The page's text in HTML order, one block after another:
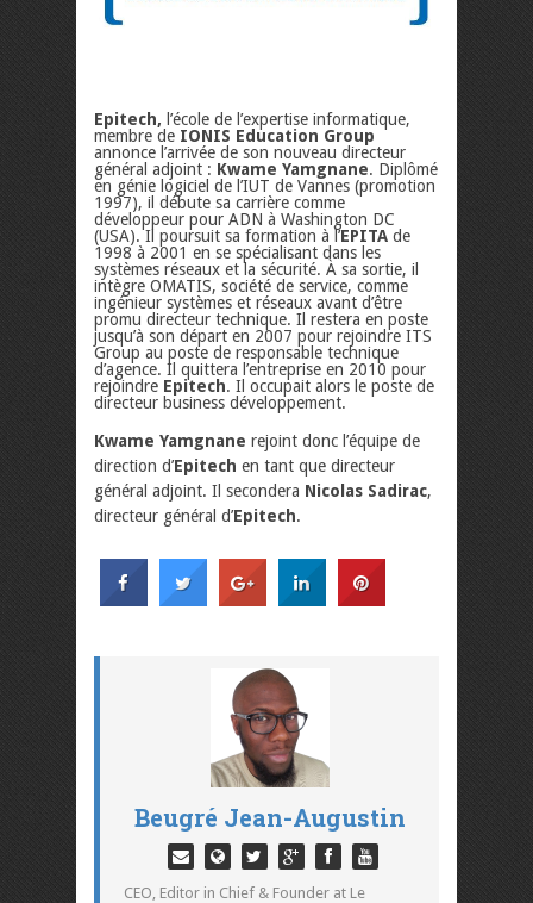
Epitech, l’école de l’expertise informatique,
membre de IONIS Education Group
annonce l’arrivée de son nouveau directeur
général adjoint : Kwame Yamgnane. Diplômé
en génie logiciel de l’IUT de Vannes (promotion
1997), il débute sa carrière comme
développeur pour ADN à Washington DC
(USA). Il poursuit sa formation à l’EPITA de
1998 à 2001 en se spécialisant dans les
systèmes réseaux et la sécurité. À sa sortie, il
intègre OMATIS, société de service, comme
ingénieur systèmes et réseaux avant d’être
promu directeur technique. Il restera en poste
jusqu’à son départ en 2007 pour rejoindre ITS
Group au poste de responsable technique
d’agence. Il quittera l’entreprise en 2010 pour
rejoindre Epitech. Il occupait alors le poste de
directeur business développement.
Kwame Yamgnane rejoint donc l’équipe de
direction d’Epitech en tant que directeur
général adjoint. Il secondera Nicolas Sadirac,
directeur général d’Epitech.
Beugré Jean-Augustin
CEO, Editor in Chief & Founder at Le